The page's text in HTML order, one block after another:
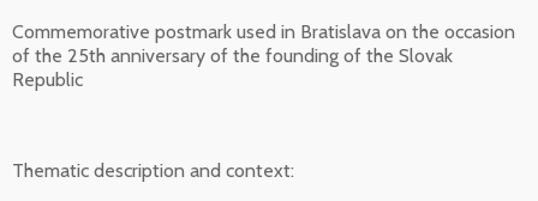
Commemorative postmark used in Bratislava on the occasion
of the 25th anniversary of the founding of the Slovak
Republic
Thematic description and context: